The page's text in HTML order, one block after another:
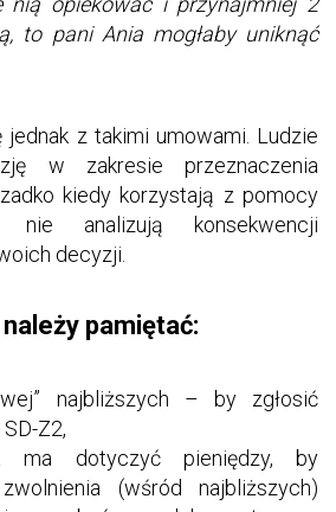
to pani Ania mogłaby uniknąć
jednak z takimi umowami. Ludzie
w zakresie przeznaczenia
kiedy korzystają z pomocy
nie analizują konsekwencji
decyzji.
pamiętać:
najbliższych – by zgłosić
Z2,
ma dotyczyć pieniędzy, by
(wśród najbliższych)